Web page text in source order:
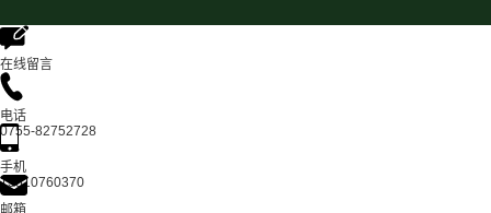
在线留言
电话
0755-82752728
手机
13510760370
邮箱